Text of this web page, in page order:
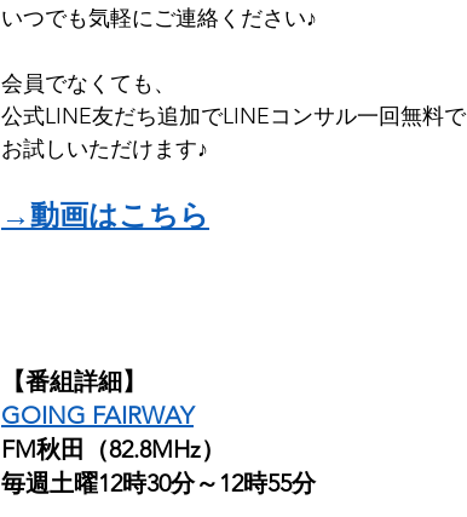
いつでも気軽にご連絡ください♪
会員でなくても、
公式LINE友だち追加でLINEコンサル一回無料で
お試しいただけます♪
→動画はこちら
【番組詳細】
GOING FAIRWAY
FM秋田（82.8MHz）
毎週土曜12時30分～12時55分